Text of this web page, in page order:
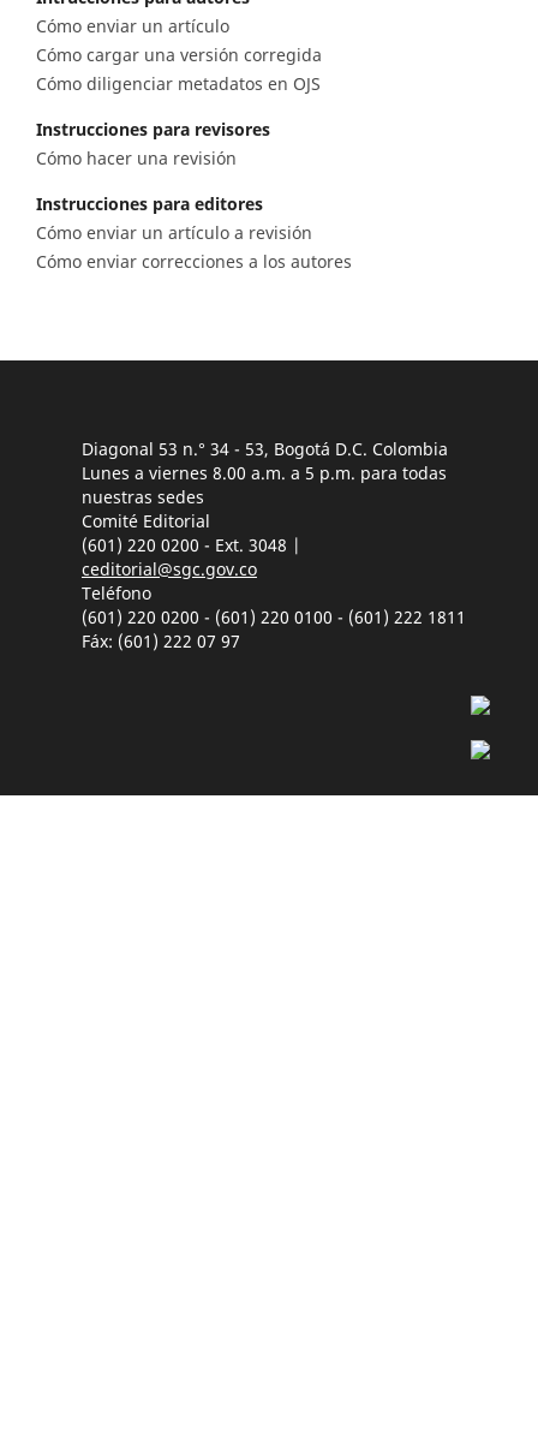
Cómo enviar un artículo
Cómo cargar una versión corregida
Cómo diligenciar metadatos en OJS
Instrucciones para revisores
Cómo hacer una revisión
Instrucciones para editores
Cómo enviar un artículo a revisión
Cómo enviar correcciones a los autores
Diagonal 53 n.° 34 - 53, Bogotá D.C. Colombia
Lunes a viernes 8.00 a.m. a 5 p.m. para todas
nuestras sedes
Comité Editorial
(601) 220 0200 - Ext. 3048 |
ceditorial@sgc.gov.co
Teléfono
(601) 220 0200 - (601) 220 0100 - (601) 222 1811
Fáx: (601) 222 07 97